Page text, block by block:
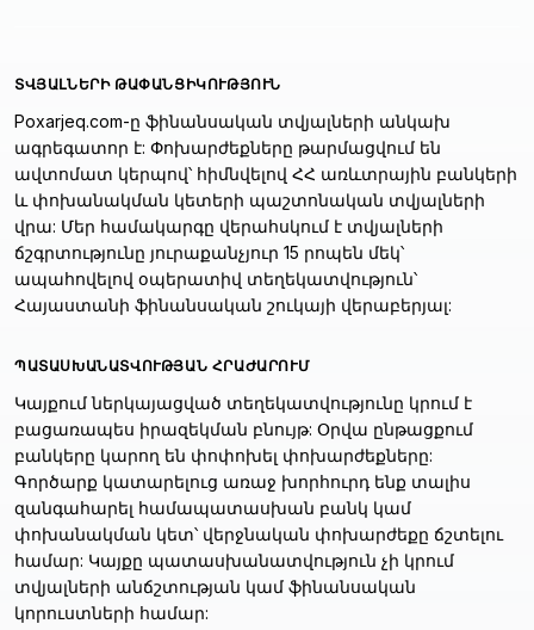
ՏՎՅԱԼՆԵՐԻ ԹԱՓԱՆՑԻԿՈՒԹՅՈՒՆ
Poxarjeq.com-ը ֆինանսական տվյալների անկախ
ագրեգատոր է: Փոխարժեքները թարմացվում են
ավտոմատ կերպով՝ հիմնվելով ՀՀ առևտրային բանկերի
և փոխանակման կետերի պաշտոնական տվյալների
վրա: Մեր համակարգը վերահսկում է տվյալների
ճշգրտությունը յուրաքանչյուր 15 րոպեն մեկ՝
ապահովելով օպերատիվ տեղեկատվություն՝
Հայաստանի ֆինանսական շուկայի վերաբերյալ:
ՊԱՏԱՍԽԱՆԱՏՎՈՒԹՅԱՆ ՀՐԱԺԱՐՈՒՄ
Կայքում ներկայացված տեղեկատվությունը կրում է
բացառապես իրազեկման բնույթ: Օրվա ընթացքում
բանկերը կարող են փոփոխել փոխարժեքները:
Գործարք կատարելուց առաջ խորհուրդ ենք տալիս
զանգահարել համապատասխան բանկ կամ
փոխանակման կետ՝ վերջնական փոխարժեքը ճշտելու
համար: Կայքը պատասխանատվություն չի կրում
տվյալների անճշտության կամ ֆինանսական
կորուստների համար: